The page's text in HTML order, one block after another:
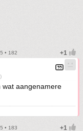
• 182
wat aangenamere
• 183